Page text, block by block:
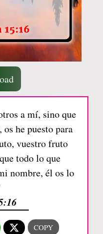
a mí, sino que
he puesto para
vuestro fruto
todo lo que
nombre, él os lo